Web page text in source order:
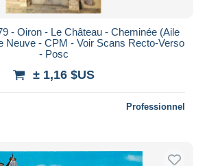
- Oiron - Le Château - Cheminée (Aile
Neuve - CPM - Voir Scans Recto-Verso
- Posc
± 1,16 $US
Professionnel